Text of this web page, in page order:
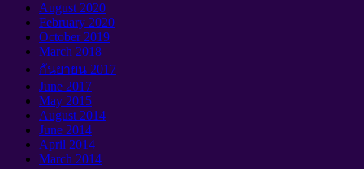
August 2020
February 2020
October2019
March 2018
กันยายน 2017
June 2017
May 2015
August 2014
June 2014
April 2014
March 2014